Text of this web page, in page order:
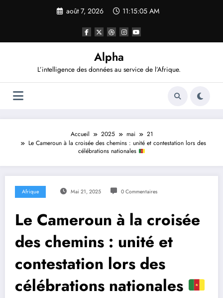
août 7, 2026 11:15:06 AM
Alpha
L’intelligence des données au service de l’Afrique.
Accueil 2025 mai
21
Le Cameroun à la croisée des chemins : unité et contestation lors des
célébrations nationales
Afrique Mai 21, 2025 0 Commentaires
Le Cameroun à la croisée
des chemins : unité et
contestation lors des
célébrations nationales